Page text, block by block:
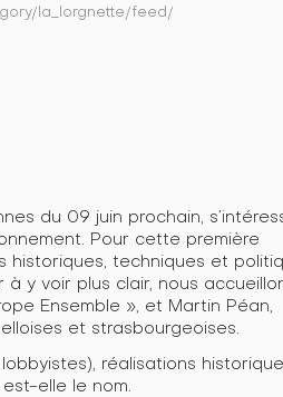
la_lorgnette/feed/
du 09 juin prochain,
Pour cette première
historiques, techniques et
y voir plus clair, nous
Ensemble », et Martin Péan,
et strasbourgeoises.
réalisations
elle le nom.